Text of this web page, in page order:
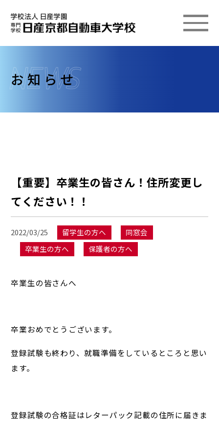
お知らせ
【重要】卒業生の皆さん！住所変更し
てください！！
2022/03/25 留学生の方へ
同窓会
卒業生の方へ
保護者の方へ
卒業生の皆さんへ
卒業おめでとうございます。
登録試験も終わり、就職準備をしているところと思い
ます。
登録試験の合格証はレターパック記載の住所に届きま